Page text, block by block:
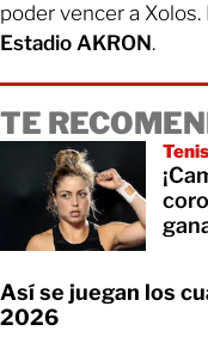
poder vencer a
Estadio AKRON.
TE
Tenis
Así se juegan los
2026